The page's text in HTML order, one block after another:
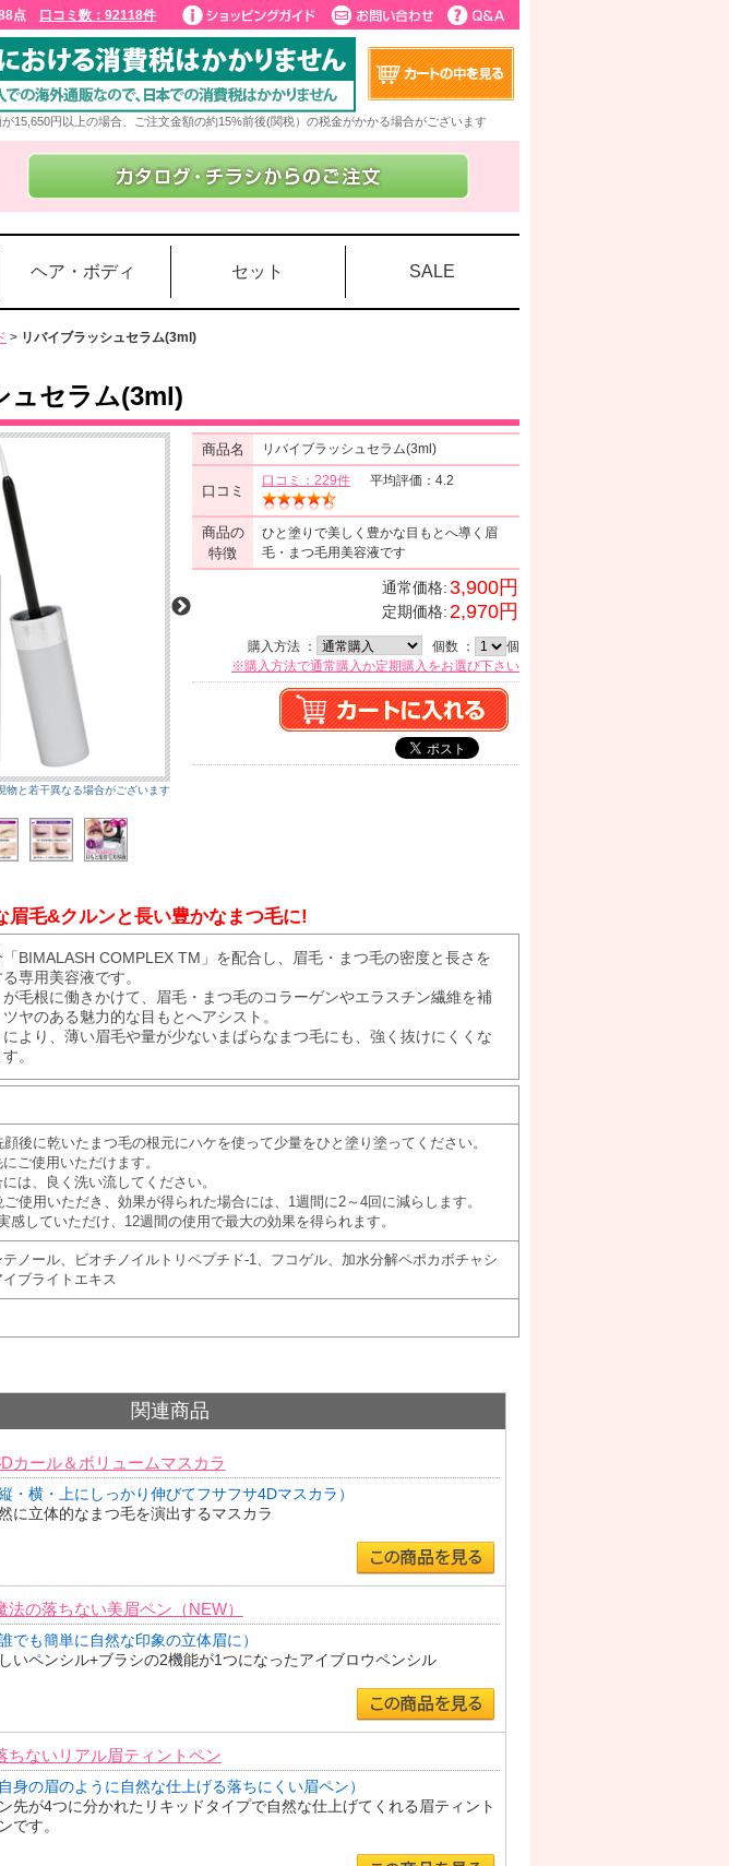
点 口コミ数：92118件
15,650円以上の場合、ご注文金額の約15%前後(関税）の税金がかかる場合がございます
ヘア・ボディ セット SALE
> リバイブラッシュセラム(3ml)
ュセラム(3ml)
物と若干異なる場合がございます
商品名 リバイブラッシュセラム(3ml)
口コミ
口コミ：229件 平均評価：4.2
商品の
特徴
ひと塗りで美しく豊かな目もとへ導く眉
毛・まつ毛用美容液です
通常価格:3,900円
定期価格:2,970円
購入方法 ： 個数 ：
個
※購入方法で通常購入か定期購入をお選び下さい
眉毛&クルンと長い豊かなまつ毛に!
BIMALASH COMPLEX TM」を配合し、眉毛・まつ毛の密度と長さを
専用美容液です。
毛根に働きかけて、眉毛・まつ毛のコラーゲンやエラスチン繊維を補
ヤのある魅力的な目もとへアシスト。
より、薄い眉毛や量が少ないまばらなまつ毛にも、強く抜けにくくな
。
後に乾いたまつ毛の根元にハケを使って少量をひと塗り塗ってください。
ご使用いただけます。
は、良く洗い流してください。
使用いただき、効果が得られた場合には、1週間に2～4回に減らします。
感していただけ、12週間の使用で最大の効果を得られます。
テノール、ビオチノイルトリペプチド-1、フコゲル、加水分解ペポカボチャシ
イブライトエキス
関連商品
カール＆ボリュームマスカラ
縦・横・上にしっかり伸びてフサフサ4Dマスカラ）
に立体的なまつ毛を演出するマスカラ
法の落ちない美眉ペン（NEW）
誰でも簡単に自然な印象の立体眉に）
いペンシル+ブラシの2機能が1つになったアイブロウペンシル
ちないリアル眉ティントペン
自身の眉のように自然な仕上げる落ちにくい眉ペン）
先が4つに分かれたリキッドタイプで自然な仕上げてくれる眉ティント
です。